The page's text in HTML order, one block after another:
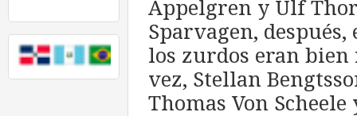
Appelgren y Ulf
Sparvagen,
los zurdos eran
vez, Stellan
Thomas Von